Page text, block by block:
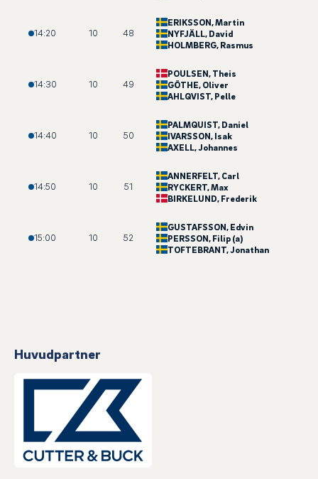
14:20 10 48
ERIKSSON, Martin
NYFJÄLL, David
HOLMBERG, Rasmus
14:30 10 49
POULSEN, Theis
GÖTHE, Oliver
AHLQVIST, Pelle
14:40 10 50
PALMQUIST, Daniel
IVARSSON, Isak
AXELL, Johannes
14:50 10 51
ANNERFELT, Carl
RYCKERT, Max
BIRKELUND, Frederik
15:00 10 52
GUSTAFSSON, Edvin
PERSSON, Filip (a)
TOFTEBRANT, Jonathan
Huvudpartner